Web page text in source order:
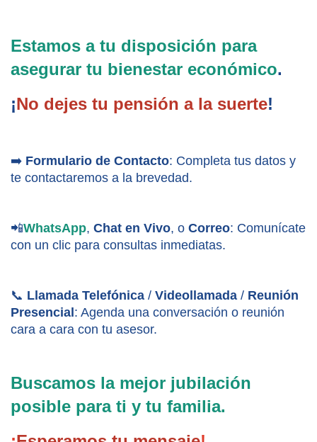
Estamos a tu disposición para
asegurar tu bienestar económico.
¡No dejes tu pensión a la suerte!
➡️ Formulario de Contacto: Completa tus datos y
te contactaremos a la brevedad.
📲WhatsApp, Chat en Vivo, o Correo: Comunícate
con un clic para consultas inmediatas.
📞 Llamada Telefónica / Videollamada / Reunión
Presencial: Agenda una conversación o reunión
cara a cara con tu asesor.
Buscamos la mejor jubilación
posible para ti y tu familia.